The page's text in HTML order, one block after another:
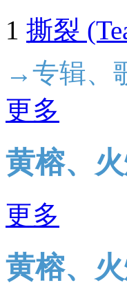
1 撕裂
→专辑、
更多
黄榕、
更多
黄榕、